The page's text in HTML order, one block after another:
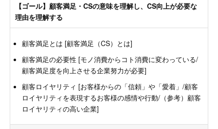
【ゴール】顧客満足・CSの意味を理解し、CS向上が必要な
理由を理解する
顧客満足とは [顧客満足（CS）とは]
顧客満足の必要性 [モノ消費からコト消費に変わっている/
顧客満足度を向上させる企業努力が必要]
顧客ロイヤリティ [お客様からの「信頼」や「愛着」/顧客
ロイヤリティを表現するお客様の感情や行動/（参考）顧客
ロイヤリティの高い企業]